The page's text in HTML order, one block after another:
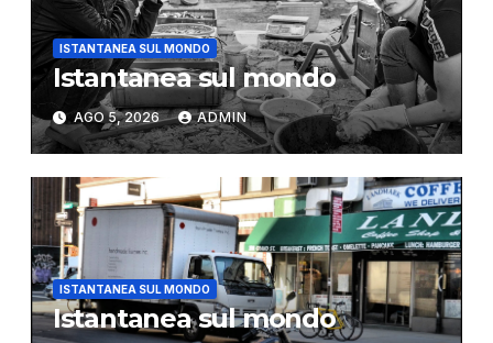
ISTANTANEA SUL MONDO
Istantanea sul mondo
AGO 5, 2026 ADMIN
ISTANTANEA SUL MONDO
Istantanea sul mondo